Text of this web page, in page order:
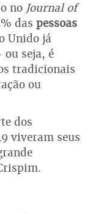
no Journal of
das pessoas
Unido já
seja, é
tradicionais
ou
dos
viveram seus